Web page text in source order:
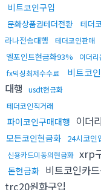
비트코인구입
문화상품권테더전환 테더
라나전송대행
테더코인판매
엘포인트현금화93% 이더
fx믹싱최저수수료
비트코
대행
usdt현금화
테더코인직거래
파이코인구매대행 이더
모든코인현금화 24시코인
신용카드미동의현금화 xrp
돈현금화 비트코인카
trc20원화구입